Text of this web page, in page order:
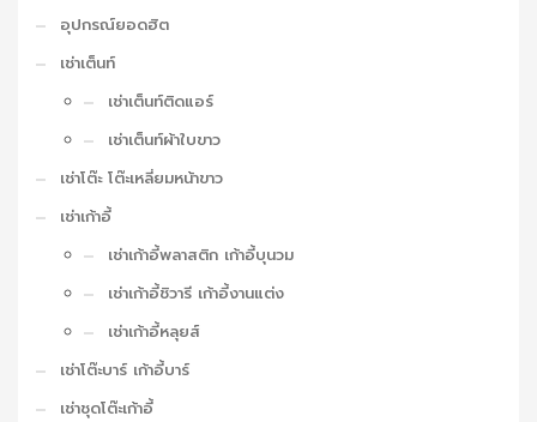
อุปกรณ์ยอดฮิต
เช่าเต็นท์
เช่าเต็นท์ติดแอร์
เช่าเต็นท์ผ้าใบขาว
เช่าโต๊ะ โต๊ะเหลี่ยมหน้าขาว
เช่าเก้าอี้
เช่าเก้าอี้พลาสติก เก้าอี้บุนวม
เช่าเก้าอี้ชิวารี เก้าอี้งานแต่ง
เช่าเก้าอี้หลุยส์
เช่าโต๊ะบาร์ เก้าอี้บาร์
เช่าชุดโต๊ะเก้าอี้